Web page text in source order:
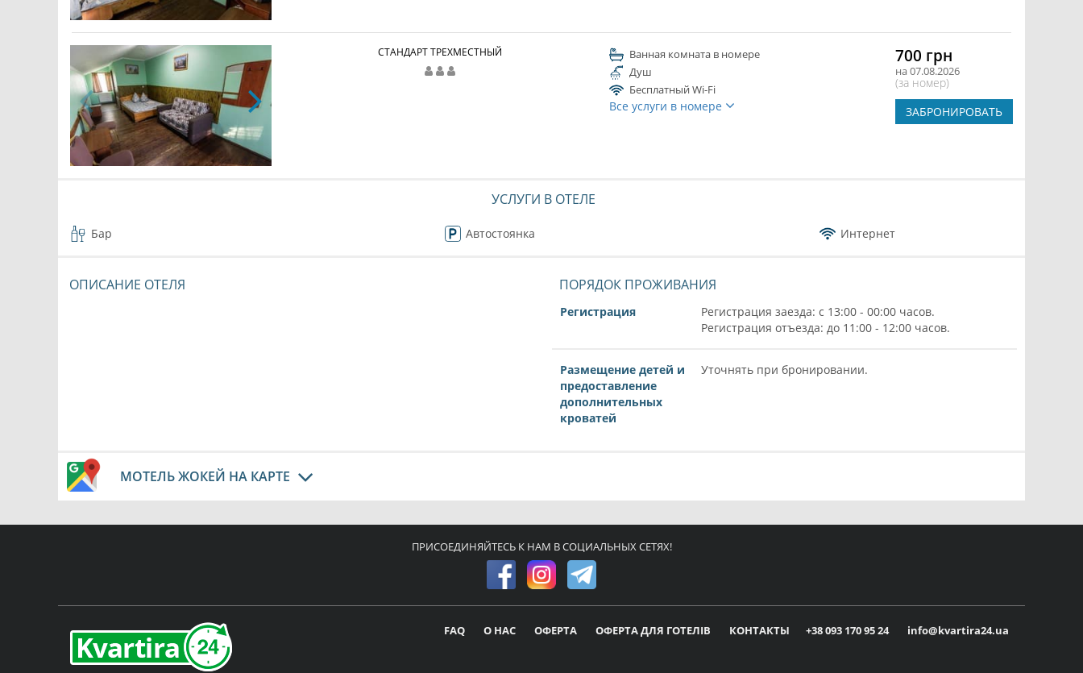
СТАНДАРТ ТРЕХМЕСТНЫЙ
Ванная комната в номере
Душ
Бесплатный Wi-Fi
Все услуги в номере
700 грн
на 07.08.2026
(за номер)
ЗАБРОНИРОВАТЬ
УСЛУГИ В ОТЕЛЕ
Бар Автостоянка Интернет
ОПИСАНИЕ ОТЕЛЯ ПОРЯДОК ПРОЖИВАНИЯ
Регистрация
Регистрация заезда: с 13:00 - 00:00 часов.
Регистрация отъезда: до 11:00 - 12:00 часов.
Размещение детей и
предоставление
дополнительных
кроватей
Уточнять при бронировании.
МОТЕЛЬ ЖОКЕЙ НА КАРТЕ
ПРИСОЕДИНЯЙТЕСЬ К НАМ В СОЦИАЛЬНЫХ СЕТЯХ!
FAQ О НАС ОФЕРТА ОФЕРТА ДЛЯ ГОТЕЛІВ КОНТАКТЫ +38 093 170 95 24 info@kvartira24.ua